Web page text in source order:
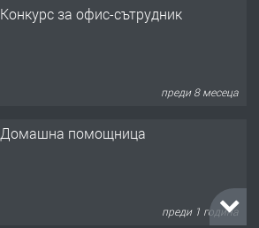
Конкурс за офис-сътрудник
преди 8 месеца
Домашна помощница
преди 1 година